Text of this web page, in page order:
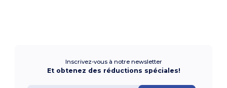
Inscrivez-vous à notre newsletter
Et obtenez des réductions spéciales!